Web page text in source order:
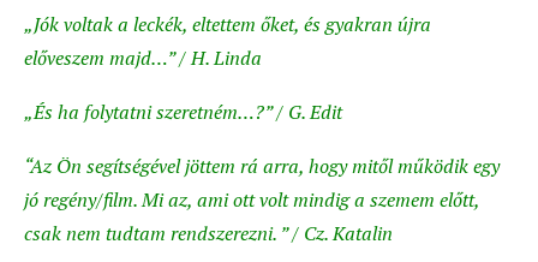
„Jók voltak a leckék, eltettem őket, és gyakran újra
előveszem majd…” / H. Linda
„És ha folytatni szeretném…?” / G. Edit
“Az Ön segítségével jöttem rá arra, hogy mitől működik egy
jó regény/film. Mi az, ami ott volt mindig a szemem előtt,
csak nem tudtam rendszerezni. ” / Cz. Katalin